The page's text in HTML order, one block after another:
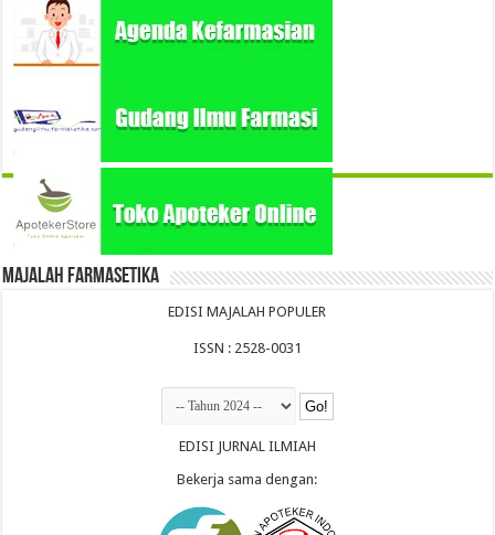
Majalah Farmasetika
EDISI MAJALAH POPULER
ISSN : 2528-0031
EDISI JURNAL ILMIAH
Bekerja sama dengan: